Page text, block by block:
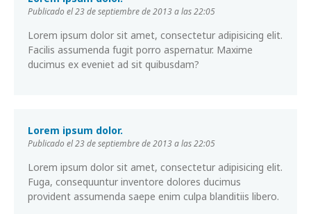
Publicado el 23 de septiembre de 2013 a las 22:05
Lorem ipsum dolor sit amet, consectetur adipisicing elit.
Facilis assumenda fugit porro aspernatur. Maxime
ducimus ex eveniet ad sit quibusdam?
Lorem ipsum dolor.
Publicado el 23 de septiembre de 2013 a las 22:05
Lorem ipsum dolor sit amet, consectetur adipisicing elit.
Fuga, consequuntur inventore dolores ducimus
provident assumenda saepe enim culpa blanditiis libero.